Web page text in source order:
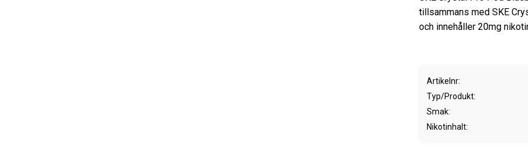
Artikelnr
Typ/Produkt
Smak
Nikotinhalt
tillsammans med SKE
och innehåller 20mg